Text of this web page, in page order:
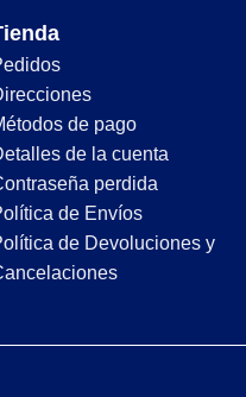
de pago
de la cuenta
perdida
de Envíos
de Devoluciones y